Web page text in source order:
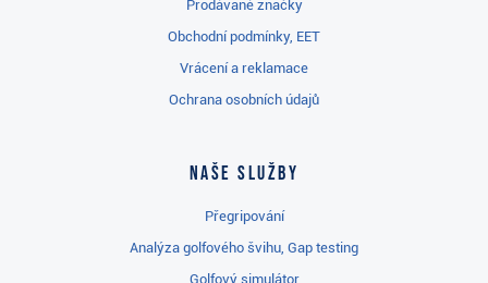
Prodávané značky
Obchodní podmínky, EET
Vrácení a reklamace
Ochrana osobních údajů
Naše služby
Přegripování
Analýza golfového švihu, Gap testing
Golfový simulátor